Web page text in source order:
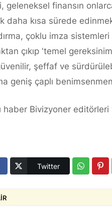
geleneksel finansın
daha kısa sürede
çoklu imza
çıkıp 'temel
şeffaf ve
geniş çaplı
haber Bivizyoner editörleri
Twitter